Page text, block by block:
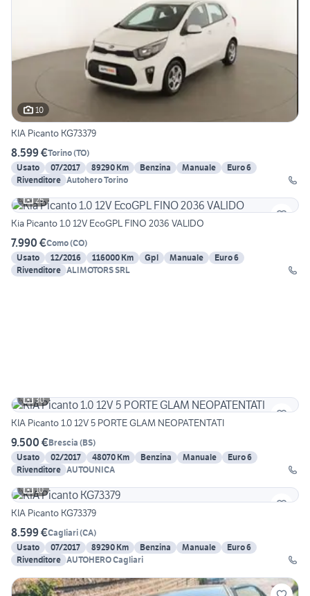
10
KIA Picanto KG73379
8.599 €Torino(TO)
Usato
07/2017 89290 Km Benzina Manuale
Euro 6
Rivenditore Autohero Torino
25
Kia Picanto 1.0 12V EcoGPL FINO 2036 VALIDO
7.990 €Como(CO)
Usato
12/2016 116000 Km Gpl Manuale
Euro 6
Rivenditore ALIMOTORS SRL
30
KIA Picanto 1.0 12V 5 PORTE GLAM NEOPATENTATI
9.500 €Brescia (BS)
Usato
02/2017 48070 Km Benzina Manuale
Euro 6
Rivenditore AUTOUNICA
10
KIA Picanto KG73379
8.599 €Cagliari(CA)
Usato
07/2017 89290 Km Benzina Manuale
Euro 6
Rivenditore AUTOHERO Cagliari